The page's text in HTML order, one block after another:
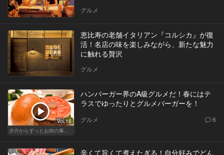
グルメ
恵比寿の老舗イタリアン『コルシカ』が復
活！名店の味を楽しみながら、新たな魅力
に触れる贅沢
グルメ
Vol.15
夕方からずっとお肉の事を考えてる貴方へ
ハンバーガー界のA級グルメだ！春にはテ
ラスでゆったりとグルメバーガーを！
グルメ 6
辛くて旨くて煮えたぎる！自分好みでどん